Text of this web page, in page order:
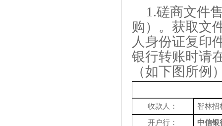
1.磋商文件
购）。获取文
人身份证复印
银行转账时请
（如下图所例
收款人： 智林招
开户行： 中信银